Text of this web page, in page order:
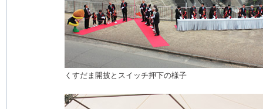
くすだま開披とスイッチ押下の様子